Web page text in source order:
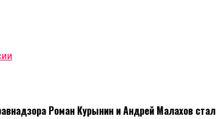
Роман Курынин и Андрей Малахов